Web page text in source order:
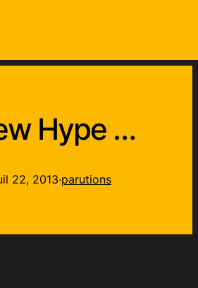
Hype …
22, 2013·parutions